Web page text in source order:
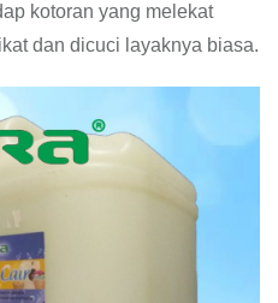
kotoran yang melekat
dan dicuci layaknya biasa.